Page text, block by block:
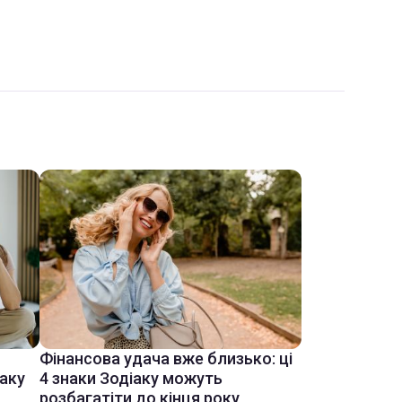
Фінансова удача вже близько: ці
4 знаки Зодіаку можуть
розбагатіти до кінця року